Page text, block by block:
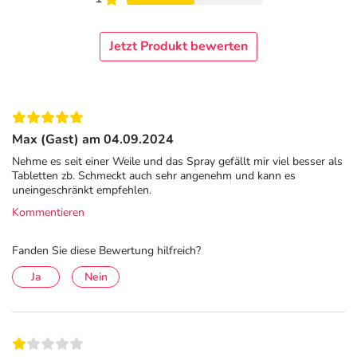
pro Tagesdosis (3 Sprühstöße)
1 mg
Passionsblumen-
Extrakt
Vitamin B6 3 mg 214 %
** NRV % der Referenzmenge nach EU-Verordnung
1169/2011
*** keine Empfehlung vorhanden
Adresse des Lebensmittel-Unternehmens
Mediakos GmbH
10435 Berlin
Jetzt Produkt bewerten
Max (Gast) am 04.09.2024
Nehme es seit einer Weile und das Spray gefällt mir viel besser als
Tabletten zb. Schmeckt auch sehr angenehm und kann es
uneingeschränkt empfehlen.
Kommentieren
Fanden Sie diese Bewertung hilfreich?
Ja
Nein